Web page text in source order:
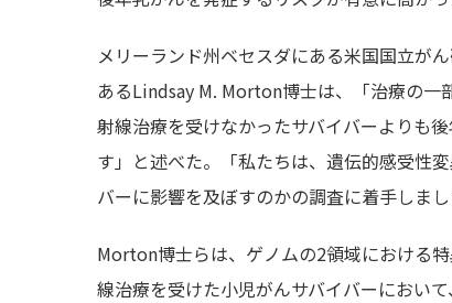
メリーランド州ベセスダにある米国国立が
あるLindsay M. Morton博士は、「治療の一
射線治療を受けなかったサバイバーよりも
す」と述べた。「私たちは、遺伝的感受性
バーに影響を及ぼすのかの調査に着手しまし
Morton博士らは、ゲノムの2領域における
線治療を受けた小児がんサバイバーにおい